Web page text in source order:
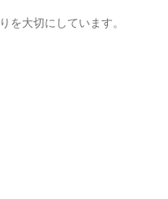
を大切にしています。